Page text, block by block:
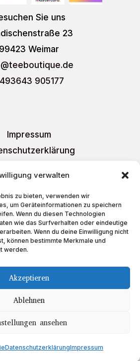
verwalten
zu bieten, verwenden wir
um Geräteinformationen zu speichern
Wenn du diesen Technologien
wie das Surfverhalten oder eindeutige
Wenn du deine Einwilligung nicht
können bestimmte Merkmale und
werden.
Akzeptieren
Ablehnen
ansehen
DatenschutzerklärungImpressum
Sie uns
23
99423 Weimar
@teeboutique.de
905177
Impressum
und Versandkosten
Richtlinie (EU)
Sie uns
auf